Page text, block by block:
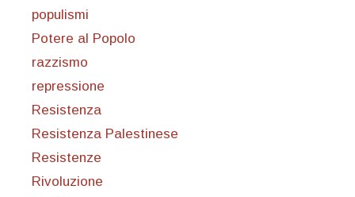
populismi
Potere al Popolo
razzismo
repressione
Resistenza
Resistenza Palestinese
Resistenze
Rivoluzione